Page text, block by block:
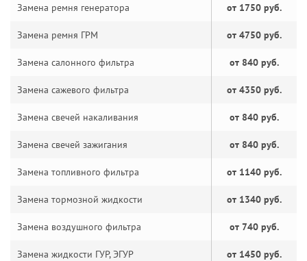
Замена ремня генератора от 1750 руб.
Замена ремня ГРМ от 4750 руб.
Замена салонного фильтра от 840 руб.
Замена сажевого фильтра от 4350 руб.
Замена свечей накаливания от 840 руб.
Замена свечей зажигания от 840 руб.
Замена топливного фильтра от 1140 руб.
Замена тормозной жидкости от 1340 руб.
Замена воздушного фильтра от 740 руб.
Замена жидкости ГУР, ЭГУР от 1450 руб.